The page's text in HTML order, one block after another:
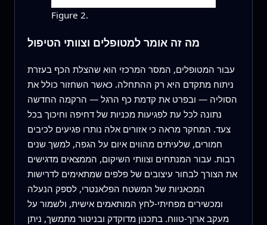
Figure 2.
מה זה אומר למטופלים וצוותי הטיפול
עבור המטופלים, המסר המרכזי הוא שהצלת הכף בעזרת
ניתוח מתקדם היא רק ההתחלה. כאשר השחזור כולל את
הסוליה — ובפרט את קדמת כף הרגל — הרקמה החדשה
נתונה לכל עת לפגיעות מכניות של דחיפה וחיכוך בכל
צעד. המחקר מראה כי אזורים אלה נותרו פגיעים לכיבים
חמורים, שלעיתים מהווים איום על הגפה, למשך שנים
רבות. עבור המנתחים וצוותי השיקום, הממצאים מדגישים
את הצורך לבחור עיצובים של פלפים שמתאימים לדרישות
המכאניות של המשטח הפלאנטרי, לספק הנעלה
ומכשירים מפחיתי‑לחץ המותאמים אישית, ולשמור על
מעקב ארוך‑טווח. בתכנון מדוקדק ובניטור מתמשך, ניתן